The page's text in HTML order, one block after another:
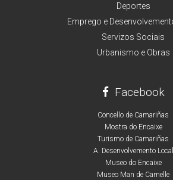
Deportes
Emprego e
Servizos Sociais
Urbanismo e Obras
Facebook
Concello de Camariñas
Mostra do Encaixe
Turismo de Camariñas
A. Desenvolvemento Local
Museo do Encaixe
Museo Man de Camelle